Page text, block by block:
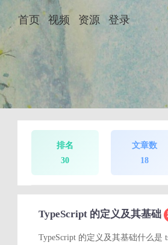
首页 视频 资源 登录
排名
30
文章数
18
TypeScript 的定义及其基础
TypeScript 的定义及其基础什么是